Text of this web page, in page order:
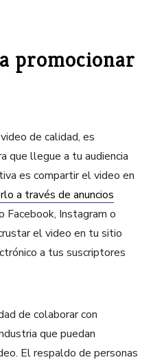
promocionar
de calidad, es
que llegue a tu audiencia
es compartir el video en
a través de anuncios
Facebook, Instagram o
el video en tu sitio
a tus suscriptores
de colaborar con
que puedan
El respaldo de personas